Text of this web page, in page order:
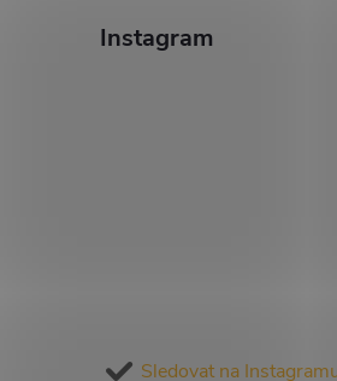
Instagram
Sledovat na